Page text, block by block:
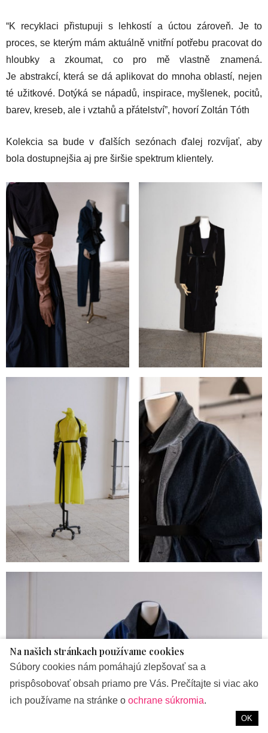
“K recyklaci přistupuji s lehkostí a úctou zároveň. Je to
proces, se kterým mám aktuálně vnitřní potřebu pracovat do
hloubky a zkoumat, co pro mě vlastně znamená.
Je abstrakcí, která se dá aplikovat do mnoha oblastí, nejen
té užitkové. Dotýká se nápadů, inspirace, myšlenek, pocitů,
barev, kreseb, ale i vztahů a přátelství”, hovorí Zoltán Tóth
Kolekcia sa bude v ďalších sezónach ďalej rozvíjať, aby
bola dostupnejšia aj pre širšie spektrum klientely.
Na našich stránkach používame cookies
Súbory cookies nám pomáhajú zlepšovať sa a
prispôsobovať obsah priamo pre Vás. Prečítajte si viac ako
ich používame na stránke o ochrane súkromia.
OK